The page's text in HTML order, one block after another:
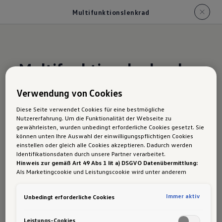
Multifunktionslenkrad
Multifunktionslenkrad
Das Multifunktionslenkrad überzeugt durch seine
hohe Bedienfreundlichkeit. Auf Wunsch als
Multifunktionslenkrad in Leder liegt es
besonders gut in der Hand. Das direkte Steuern
vieler Fahrzeugfunktionen wie
Geschwindigkeitsregelanlage oder Infotainment
Arbeit.
Verwendung von Cookies
Diese Seite verwendet Cookies für eine bestmögliche
Nutzererfahrung. Um die Funktionalität der Webseite zu
gewährleisten, wurden unbedingt erforderliche Cookies gesetzt. Sie
können unten Ihre Auswahl der einwilligungspflichtigen Cookies
einstellen oder gleich alle Cookies akzeptieren. Dadurch werden
Identifikationsdaten durch unsere Partner verarbeitet.
Hinweis zur gemäß Art 49 Abs 1 lit a) DSGVO Datenübermittlung:
Als Marketingcookie und Leistungscookie wird unter anderem
Daten in die USA (insbesondere dort an die Google LLC) weitergibt.
Unbedingt erforderliche Cookies Immer aktiv
Leistungs-Cookies